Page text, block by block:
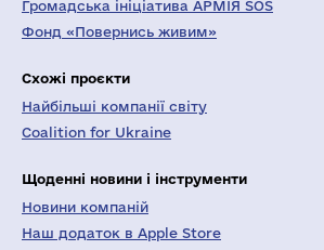
Громадська ініціатива АРМІЯ SOS
Фонд «Повернись живим»
Схожі проєкти
Найбільші компанії світу
Coalition for Ukraine
Щоденні новини і інструменти
Новини компаній
Наш додаток в Apple Store